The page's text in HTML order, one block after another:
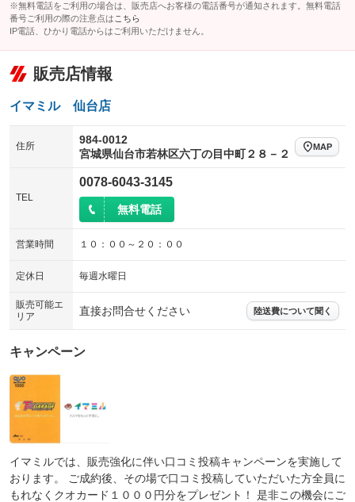
※無料電話をご利用の場合は、販売店へお客様の電話番号が通知されます。無料電話
番号ご利用の際の注意点は こちら
IP電話、ひかり電話からはご利用いただけません。
販売店情報
イマミル 仙台店
住所
984-0012
宮城県仙台市若林区六丁の目中町２８－２
MAP
TEL
0078-6043-3145
無料電話
営業時間 １０：００～２０：００
定休日 毎週水曜日
販売可能エ
リア
直接お問合せください 陸送費について聞く
キャンペーン
イマミルでは、販売強化に伴い口コミ投稿キャンペーンを実施して
おります。 ご成約後、その場で口コミ投稿していただいた方全員に
もれなくクオカード１０００円分をプレゼント！ 是非この機会にご